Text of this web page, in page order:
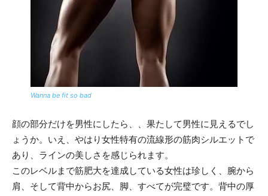
Wanna be fit so bad
顔の部分だけを男性にしたら、、果たして男性に見えるでし
ょうか。いえ、やはり女性特有の流線形の筋肉シルエットで
あり、ラインの美しさを感じられます。
このレベルまで筋肥大を達成している女性は珍しく、腕から
肩、そして背中からお尻、脚、すべてが完璧です。背中の厚